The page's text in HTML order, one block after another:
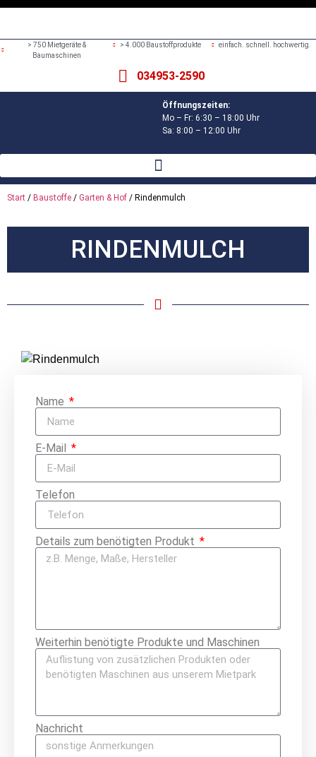
> 750 Mietgeräte &
Baumaschinen
> 4.000 Baustoffprodukte einfach. schnell. hochwertig.
034953-2590
Öffnungszeiten:
Mo – Fr: 6:30 – 18:00 Uhr
Sa: 8:00 – 12:00 Uhr
Start / Baustoffe / Garten & Hof / Rindenmulch
RINDENMULCH
Name
E-Mail
Telefon
Details zum benötigten Produkt
Weiterhin benötigte Produkte und Maschinen
Nachricht